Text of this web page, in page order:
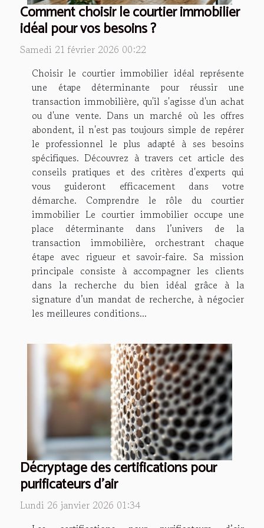
Comment choisir le courtier immobilier
idéal pour vos besoins ?
Samedi 21 février 2026 00:22
Choisir le courtier immobilier idéal représente
une étape déterminante pour réussir une
transaction immobilière, qu'il s'agisse d'un achat
ou d'une vente. Dans un marché où les offres
abondent, il n'est pas toujours simple de repérer
le professionnel le plus adapté à ses besoins
spécifiques. Découvrez à travers cet article des
conseils pratiques et des critères d'experts qui
vous guideront efficacement dans votre
démarche. Comprendre le rôle du courtier
immobilier Le courtier immobilier occupe une
place déterminante dans l’univers de la
transaction immobilière, orchestrant chaque
étape avec rigueur et savoir-faire. Sa mission
principale consiste à accompagner les clients
dans la recherche du bien idéal grâce à la
signature d’un mandat de recherche, à négocier
les meilleures conditions...
Décryptage des certifications pour
purificateurs d'air
Lundi 26 janvier 2026 01:34